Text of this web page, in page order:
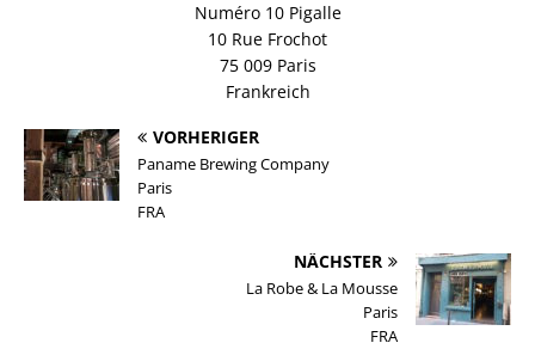
Numéro 10 Pigalle
10 Rue Frochot
75 009 Paris
Frankreich
VORHERIGER
Paname Brewing Company
Paris
FRA
NÄCHSTER
La Robe & La Mousse
Paris
FRA